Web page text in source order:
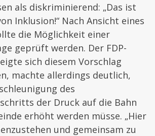
als diskriminierend: „Das ist
Inklusion!“ Nach Ansicht eines
die Möglichkeit einer
geprüft werden. Der FDP-
sich diesem Vorschlag
machte allerdings deutlich,
des
der Druck auf die Bahn
erhöht werden müsse. „Hier
und gemeinsam zu